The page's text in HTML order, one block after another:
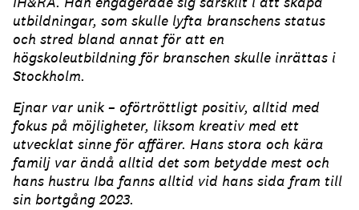
utbildningar, som skulle lyfta branschens status
och stred bland annat för att en
högskoleutbildning för branschen skulle inrättas i
Stockholm.
Ejnar var unik – oförtröttligt positiv, alltid med
fokus på möjligheter, liksom kreativ med ett
utvecklat sinne för affärer. Hans stora och kära
familj var ändå alltid det som betydde mest och
hans hustru Iba fanns alltid vid hans sida fram till
sin bortgång 2023.